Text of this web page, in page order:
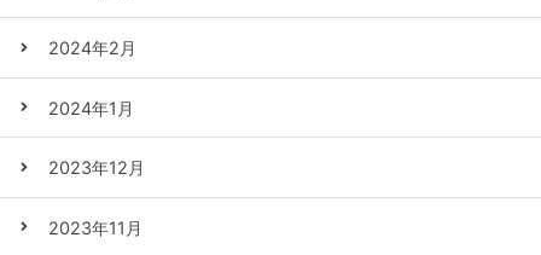
2024年2月
2024年1月
2023年12月
2023年11月